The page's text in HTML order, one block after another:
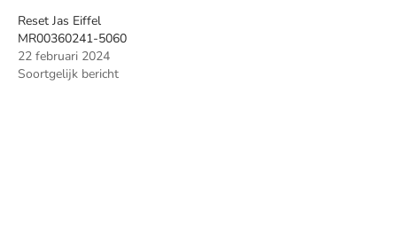
Reset Jas Eiffel
MR00360241-5060
22 februari 2024
Soortgelijk bericht